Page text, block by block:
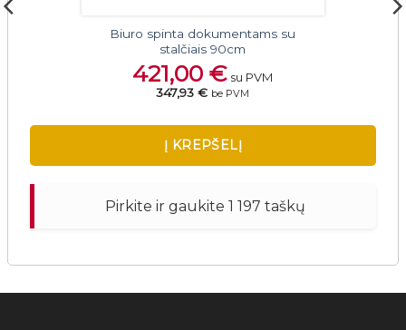
Biuro spinta dokumentams su
stalčiais 90cm
421,00€ su PVM
347,93 € be PVM
Į KREPŠELĮ
Pirkite ir gaukite 1 197 taškų